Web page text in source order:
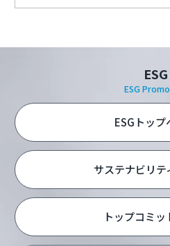
ESG
ESG
ESGトップ
サステナビリテ
トップコミッ